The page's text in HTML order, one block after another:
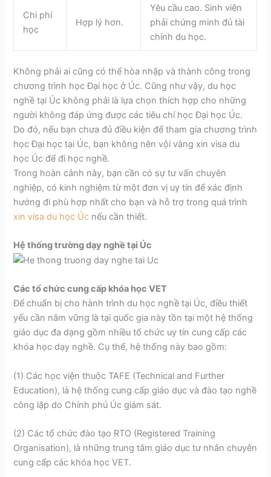
Chi phí
học
Hợp lý hơn.
Yêu cầu cao. Sinh viên
phảichứng minh đủ tài
chính du học.
Không phải ai cũng có thể hòa nhập và thành công trong
chương trình học Đại học ở Úc. Cũng như vậy, du học
nghề tại Úc không phải là lựa chọn thích hợp cho những
người không đáp ứng được các tiêu chí học Đại học Úc.
Do đó, nếu bạn chưa đủ điều kiện để tham gia chương trình
học Đại học tại Úc, bạn không nên vội vàng xin visa du
học Úc để đi học nghề.
Trong hoàn cảnh này, bạn cần có sự tư vấn chuyên
nghiệp, có kinh nghiệm từ một đơn vị uy tín để xác định
hướng đi phù hợp nhất cho bạn và hỗ trợ trong quá trình
xin visa du học Úc nếu cần thiết.
Hệ thống trường dạy nghề tại Úc
Các tổ chức cung cấp khóa học VET
Để chuẩn bị cho hành trình du học nghề tại Úc, điều thiết
yếu cần nắm vững là tại quốc gia này tồn tại một hệ thống
giáo dục đa dạng gồm nhiều tổ chức uy tín cung cấp các
khóa học dạy nghề. Cụ thể, hệ thống này bao gồm:
(1) Các học viện thuộc TAFE (Technical and Further
Education), là hệ thống cung cấp giáo dục và đào tạo nghề
công lập do Chính phủ Úc giám sát.
(2) Các tổ chức đào tạo RTO (Registered Training
Organisation), là những trung tâm giáo dục tư nhân chuyên
cung cấp các khóa học VET.